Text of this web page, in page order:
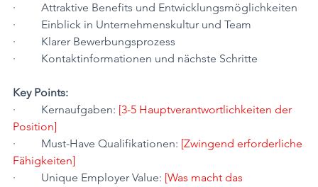
·         Attraktive Benefits und Entwicklungsmöglichkeiten
·         Einblick in Unternehmenskultur und Team
·         Klarer Bewerbungsprozess
·         Kontaktinformationen und nächste Schritte
Key Points:
·         Kernaufgaben: [3-5 Hauptverantwortlichkeiten der
Position]
·         Must-Have Qualifikationen: [Zwingend erforderliche
Fähigkeiten]
·         Unique Employer Value: [Was macht das